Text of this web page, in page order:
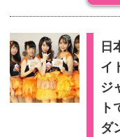
日
イ
ジ
ダ